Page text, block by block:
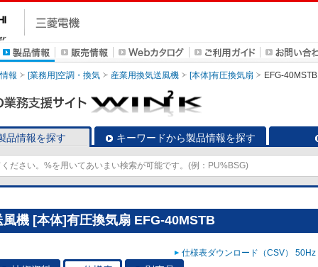
報 [業務用]空調・換気 産業用換気送風機 [本体]有圧換気扇 EFG-40MSTB
品情報を探す キーワードから製品情報を探す
風機 [本体]有圧換気扇 EFG-40MSTB
仕様表ダウンロード（CSV） 50Hz